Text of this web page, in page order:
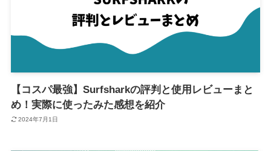
【コスパ最強】Surfsharkの評判と使用レビューまと
め！実際に使ったみた感想を紹介
2024年7月1日